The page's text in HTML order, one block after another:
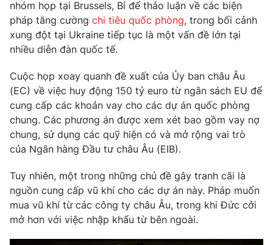
Câu chuyện quốc tế
Thị trường
Góc doanh nghiệp
Dữ liệu và đời sống
Truyền hình
Phim VTV
Hậu trường
Nhân vật
Khán giả
Giải sao mai
Giải trí
Điện ảnh
Âm nhạc
Sao
Đời sống
Du lịch
Chất lượng cuộc sống
Giáo dục
Tuyển sinh
Học trực tuyến
Công nghệ
Hitech Công nghệ tương lai
Sản phẩm
Giao lưu trực tuyến
nhóm họp tại Brussels, Bỉ để thảo luận về các biện
pháp tăng cường chi tiêu quốc phòng, trong bối cảnh
xung đột tại Ukraine tiếp tục là một vấn đề lớn tại
nhiều diễn đàn quốc tế.
Cuộc họp xoay quanh đề xuất của Ủy ban châu Âu
(EC) về việc huy động 150 tỷ euro từ ngân sách EU để
cung cấp các khoản vay cho các dự án quốc phòng
chung. Các phương án được xem xét bao gồm vay nợ
chung, sử dụng các quỹ hiện có và mở rộng vai trò
của Ngân hàng Đầu tư châu Âu (EIB).
Tuy nhiên, một trong những chủ đề gây tranh cãi là
nguồn cung cấp vũ khí cho các dự án này. Pháp muốn
mua vũ khí từ các công ty châu Âu, trong khi Đức cởi
mở hơn với việc nhập khẩu từ bên ngoài.